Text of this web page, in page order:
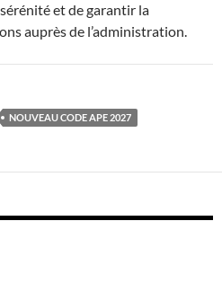
et de garantir la
auprès de l’administration.
NOUVEAU CODE APE 2027